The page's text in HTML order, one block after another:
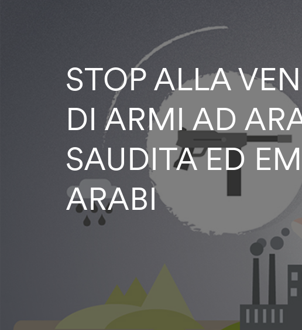
STOP ALLA
DI ARMI AD
SAUDITA ED
ARABI